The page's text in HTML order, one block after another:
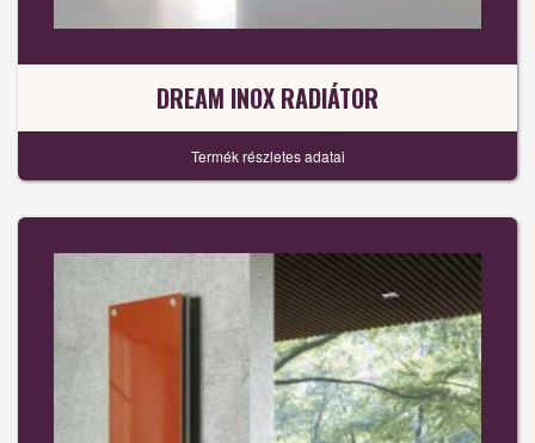
DREAM INOX RADIÁTOR
Termék részletes adatai